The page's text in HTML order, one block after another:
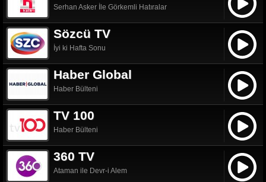
Serhan Asker İle Görkemli Hatıralar
Sözcü TV
İyi ki Hafta Sonu
Haber Global
Haber Bülteni
TV 100
Haber Bülteni
360 TV
Ataman ile Devr-i Alem